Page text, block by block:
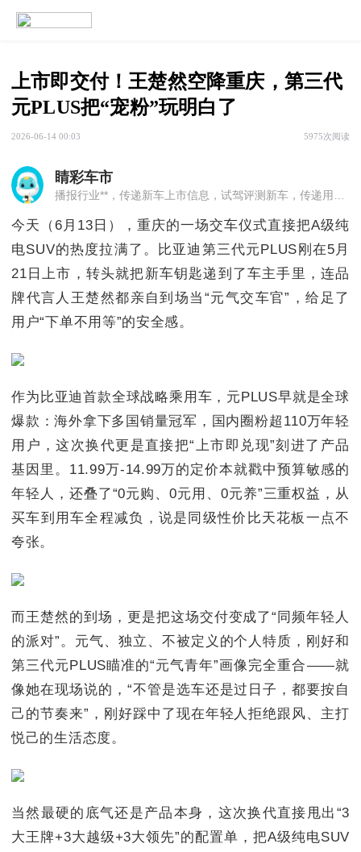
上市即交付！王楚然空降重庆，第三代
元PLUS把“宠粉”玩明白了
2026-06-14 00:03 5975次阅读
睛彩车市
播报行业**，传递新车上市信息，试驾评测新车，传递用车知识。播出平台：重庆电视台睛彩重庆频道19:00-19:30之间（每天）
今天（6月13日），重庆的一场交车仪式直接把A级纯
电SUV的热度拉满了。比亚迪第三代元PLUS刚在5月
21日上市，转头就把新车钥匙递到了车主手里，连品
牌代言人王楚然都亲自到场当“元气交车官”，给足了
用户“下单不用等”的安全感。
作为比亚迪首款全球战略乘用车，元PLUS早就是全球
爆款：海外拿下多国销量冠军，国内圈粉超110万年轻
用户，这次换代更是直接把“上市即兑现”刻进了产品
基因里。11.99万-14.99万的定价本就戳中预算敏感的
年轻人，还叠了“0元购、0元用、0元养”三重权益，从
买车到用车全程减负，说是同级性价比天花板一点不
夸张。
而王楚然的到场，更是把这场交付变成了“同频年轻人
的派对”。元气、独立、不被定义的个人特质，刚好和
第三代元PLUS瞄准的“元气青年”画像完全重合——就
像她在现场说的，“不管是选车还是过日子，都要按自
己的节奏来”，刚好踩中了现在年轻人拒绝跟风、主打
悦己的生活态度。
当然最硬的底气还是产品本身，这次换代直接甩出“3
大王牌+3大越级+3大领先”的配置单，把A级纯电SUV